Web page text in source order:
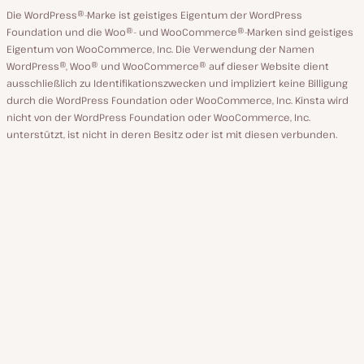
Die WordPress®-Marke ist geistiges Eigentum der WordPress
Foundation und die Woo®- und WooCommerce®-Marken sind geistiges
Eigentum von WooCommerce, Inc. Die Verwendung der Namen
WordPress®, Woo® und WooCommerce® auf dieser Website dient
ausschließlich zu Identifikationszwecken und impliziert keine Billigung
durch die WordPress Foundation oder WooCommerce, Inc. Kinsta wird
nicht von der WordPress Foundation oder WooCommerce, Inc.
unterstützt, ist nicht in deren Besitz oder ist mit diesen verbunden.